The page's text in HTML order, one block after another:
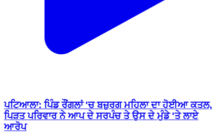
ਪਟਿਆਲਾ: ਪਿੰਡ ਰੌਂਗਲਾਂ 'ਚ ਬਜ਼ੁਰਗ ਮਹਿਲਾ ਦਾ ਹੋਈਆ ਕਤਲ,
ਪਿੜਤ ਪਰਿਵਾਰ ਨੇ ਆਪ ਦੇ ਸਰਪੰਚ ਤੇ ਉਸ ਦੇ ਮੁੰਡੇ 'ਤੇ ਲਾਏ
ਆਰੋਪ